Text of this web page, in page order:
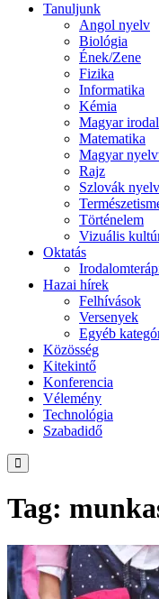
Tanuljunk
Angol nyelv
Biológia
Ének/Zene
Fizika
Informatika
Kémia
Magyar
Matematika
Magyar
Rajz
Szlovák nyelv
Történelem
Vizuális
Oktatás
Hazai hírek
Felhívások
Versenyek
Egyéb
Közösség
Kitekintő
Konferencia
Vélemény
Technológia
Szabadidő
Tag: